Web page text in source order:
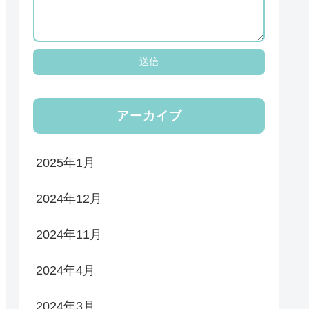
アーカイブ
2025年1月
2024年12月
2024年11月
2024年4月
2024年3月